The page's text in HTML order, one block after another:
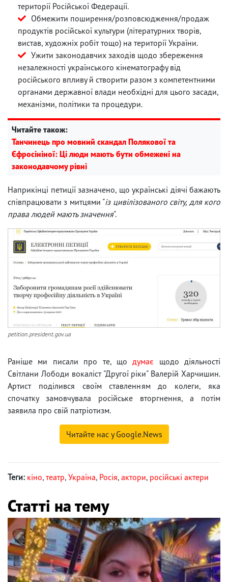
території Російської Федерації.
Обмежити поширення/розповсюдження/продаж
продуктів російської культури (літературних творів,
вистав, художніх робіт тощо) на території України.
Ужити законодавчих заходів щодо збереження
незалежності українського кінематографу від
російського впливу й створити разом з компетентними
органами державної влади необхідні для цього засади,
механізми, політики та процедури.
Читайте також:
Танчинець про мовний скандал Полякової та
Єфросініної: Ці люди мають бути обмежені на
законодавчому рівні
Наприкінці петиції зазначено, що українські діячі бажають
співпрацювати з митцями "із цивілізованого світу, для кого
права людей мають значення".
petition.president.gov.ua
Раніше ми писали про те, щодумає щодо діяльності
Світлани Лободи вокаліст "Другої ріки" Валерій Харчишин.
Артист поділився своїм ставленням до колеги, яка
спочатку замовчувала російське вторгнення, а потім
заявила про свій патріотизм.
Читайте нас у Google.News
Теги: кіно, театр, Україна, Росія, актори, російські актери
Статті на тему